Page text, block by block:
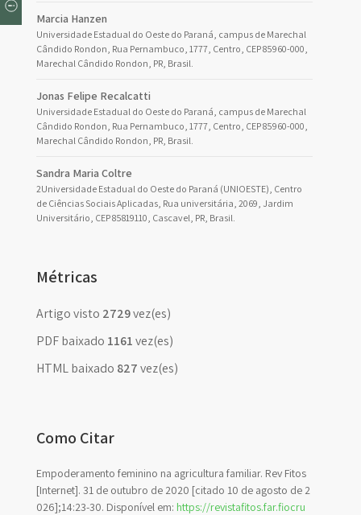
Marcia Hanzen
Universidade Estadual do Oeste do Paraná, campus de Marechal
Cândido Rondon, Rua Pernambuco, 1777, Centro, CEP 85960-000,
Marechal Cândido Rondon, PR, Brasil.
Jonas Felipe Recalcatti
Universidade Estadual do Oeste do Paraná, campus de Marechal
Cândido Rondon, Rua Pernambuco, 1777, Centro, CEP 85960-000,
Marechal Cândido Rondon, PR, Brasil.
Sandra Maria Coltre
2Universidade Estadual do Oeste do Paraná (UNIOESTE), Centro
de Ciências Sociais Aplicadas, Rua universitária, 2069, Jardim
Universitário, CEP 85819110, Cascavel, PR, Brasil.
Métricas
Artigo visto 2729vez(es)
PDF baixado 1161vez(es)
HTML baixado 827vez(es)
Como Citar
Empoderamento feminino na agricultura familiar. Rev Fitos
[Internet]. 31 de outubro de 2020 [citado 10 de agosto de 2
026];14:23-30. Disponível em: https://revistafitos.far.fiocru